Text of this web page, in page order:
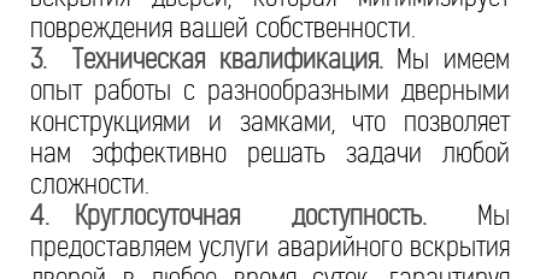
повреждения вашей собственности.
3.
Техническая квалификация.Мы имеем
опыт работы с разнообразными дверными
конструкциями и замками, что позволяет
нам эффективно решать задачи любой
сложности.
4.
Круглосуточная доступность.Мы
предоставляем услуги аварийного вскрытия